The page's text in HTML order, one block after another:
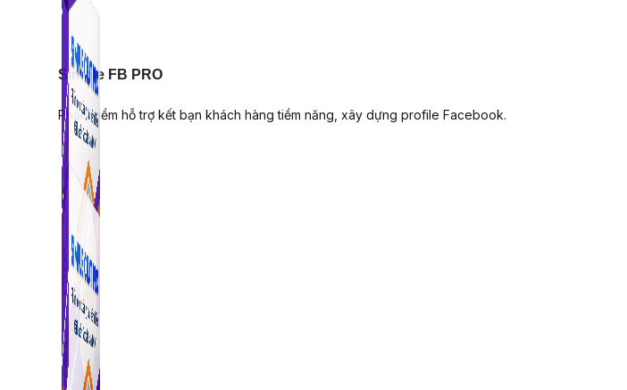
Simple FB PRO
Phần mềm hỗ trợ kết bạn khách hàng tiềm năng, xây dựng profile Facebook.